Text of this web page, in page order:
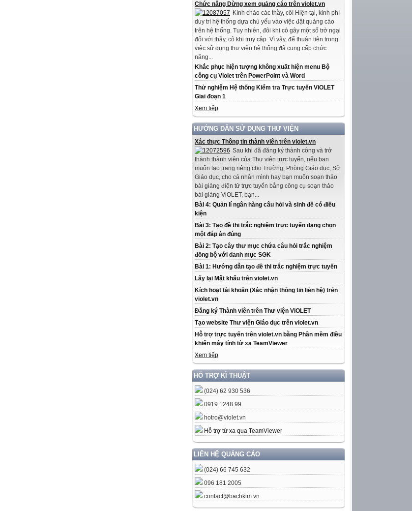
Chức năng Dừng xem quảng cáo trên violet.vn
Kính chào các thầy, cô! Hiện tại, kinh phí
duy trì hệ thống dựa chủ yếu vào việc đặt quảng cáo
trên hệ thống. Tuy nhiên, đôi khi có gây một số trở ngại
đối với thầy, cô khi truy cập. Vì vậy, để thuận tiện trong
việc sử dụng thư viện hệ thống đã cung cấp chức
năng...
Khắc phục hiện tượng không xuất hiện menu Bộ
công cụ Violet trên PowerPoint và Word
Thử nghiệm Hệ thống Kiểm tra Trực tuyến ViOLET
Giai đoạn 1
Xem tiếp
HƯỚNG DẪN SỬ DỤNG THƯ VIỆN
Xác thực Thông tin thành viên trên violet.vn
Sau khi đã đăng ký thành công và trở
thành thành viên của Thư viện trực tuyến, nếu bạn
muốn tạo trang riêng cho Trường, Phòng Giáo dục, Sở
Giáo dục, cho cá nhân mình hay bạn muốn soạn thảo
bài giảng điện tử trực tuyến bằng công cụ soạn thảo
bài giảng ViOLET, bạn...
Bài 4: Quản lí ngân hàng câu hỏi và sinh đề có điều
kiện
Bài 3: Tạo đề thi trắc nghiệm trực tuyến dạng chọn
một đáp án đúng
Bài 2: Tạo cây thư mục chứa câu hỏi trắc nghiệm
đồng bộ với danh mục SGK
Bài 1: Hướng dẫn tạo đề thi trắc nghiệm trực tuyến
Lấy lại Mật khẩu trên violet.vn
Kích hoạt tài khoản (Xác nhận thông tin liên hệ) trên
violet.vn
Đăng ký Thành viên trên Thư viện ViOLET
Tạo website Thư viện Giáo dục trên violet.vn
Hỗ trợ trực tuyến trên violet.vn bằng Phần mềm điều
khiển máy tính từ xa TeamViewer
Xem tiếp
HỖ TRỢ KĨ THUẬT
(024) 62 930 536
0919 1248 99
hotro@violet.vn
Hỗ trợ từ xa qua TeamViewer
LIÊN HỆ QUẢNG CÁO
(024) 66 745 632
096 181 2005
contact@bachkim.vn